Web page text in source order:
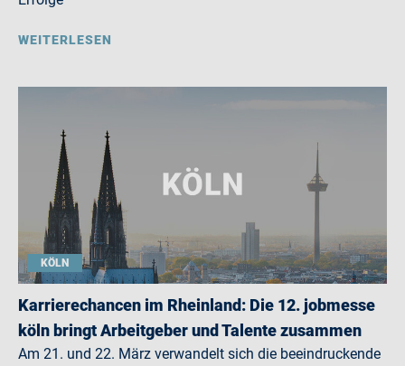
WEITERLESEN
KÖLN
Karrierechancen im Rheinland: Die 12. jobmesse
köln bringt Arbeitgeber und Talente zusammen
Am 21. und 22. März verwandelt sich die beeindruckende